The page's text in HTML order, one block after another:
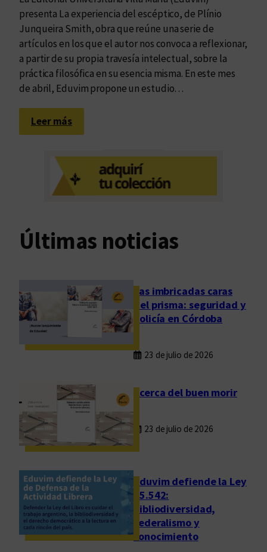
presenta La experiencia del escéptico, de Plínio
Junqueira Smith, obra que reúne una serie de
artículos en los que el autor nos convoca a reflexionar,
a partir de su propia travesía intelectual, sobre la
práctica filosófica en su esencia misma. En este mes
de abril, Eduvim propone un estudio…
Leer más:
L
x
p
i
c
i
i
s
ó
c
d
e
l
f
r
Últimas noticias
Las imbricadas caras
del prisma: seguridad y
policía en Córdoba
23 de julio de 2026
Acerca del buen morir
23 de julio de 2026
Eduvim defiende la Ley
25.542:
bibliodiversidad,
federalismo y
conocimiento